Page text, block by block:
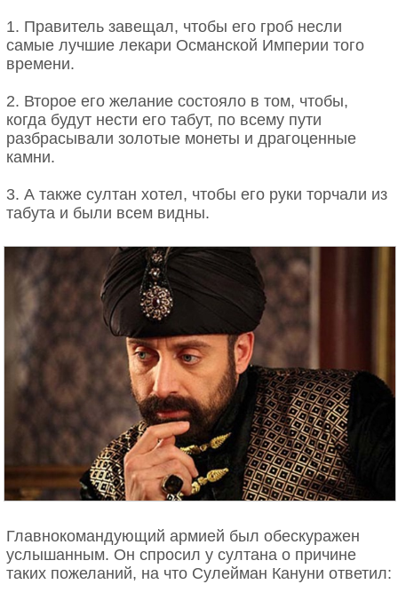
1. Правитель завещал, чтобы его гроб несли
самые лучшие лекари Османской Империи того
времени.
2. Второе его желание состояло в том, чтобы,
когда будут нести его табут, по всему пути
разбрасывали золотые монеты и драгоценные
камни.
3. А также султан хотел, чтобы его руки торчали из
табута и были всем видны.
Главнокомандующий армией был обескуражен
услышанным. Он спросил у султана о причине
таких пожеланий, на что Сулейман Кануни ответил: